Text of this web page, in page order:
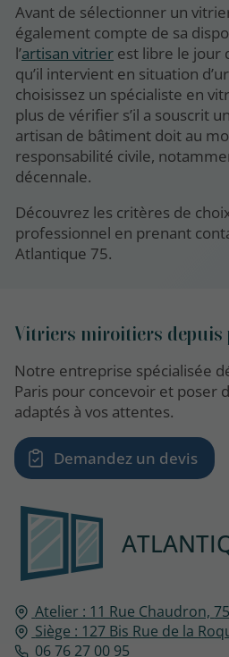
Avant de sélectionner un
également compte de sa
l’artisan vitrier est libre le jour
qu’il intervient en situation
choisissez un spécialiste en
plus de vérifier s’il a souscrit
artisan de bâtiment doit au
responsabilité civile,
décennale.
Découvrez les critères de
professionnel en prenant
Atlantique 75.
Atelier : 11 Rue Chaudron,
Siège : 127 Bis Rue de la
06 76 27 00 95
Vitriers miroitiers depuis
Notre entreprise spécialisée
Paris pour concevoir et poser
adaptés à vos attentes.
Demandez un devis